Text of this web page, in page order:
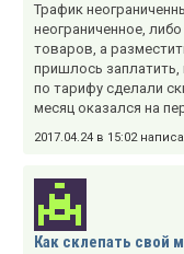
Трафик
неограниченное,
товаров, а
пришлось
по тарифу сделали
месяц оказался на
2017.04.24 в 15:02
Как склепать свой